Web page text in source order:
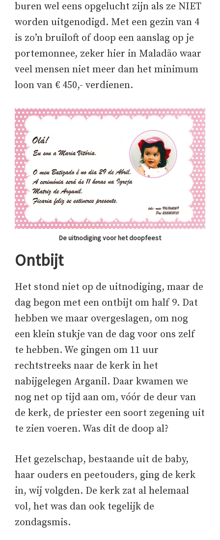
buren wel eens opgelucht zijn als ze NIET
worden uitgenodigd. Met een gezin van 4
is zo’n bruiloft of doop een aanslag op je
portemonnee, zeker hier in Maladão waar
veel mensen niet meer dan het minimum
loon van € 450,- verdienen.
De uitnodiging voor het doopfeest
Ontbijt
Het stond niet op de uitnodiging, maar de
dag begon met een ontbijt om half 9. Dat
hebben we maar overgeslagen, om nog
een klein stukje van de dag voor ons zelf
te hebben. We gingen om 11 uur
rechtstreeks naar de kerk in het
nabijgelegen Arganil. Daar kwamen we
nog net op tijd aan om, vóór de deur van
de kerk, de priester een soort zegening uit
te zien voeren. Was dit de doop al?
Het gezelschap, bestaande uit de baby,
haar ouders en peetouders, ging de kerk
in, wij volgden. De kerk zat al helemaal
vol, het was dan ook tegelijk de
zondagsmis.